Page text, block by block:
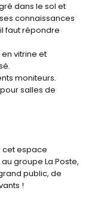
dans le sol et
connaissances
faut répondre
vitrine et
moniteurs.
salles de
cet espace
groupe La Poste,
public, de
!